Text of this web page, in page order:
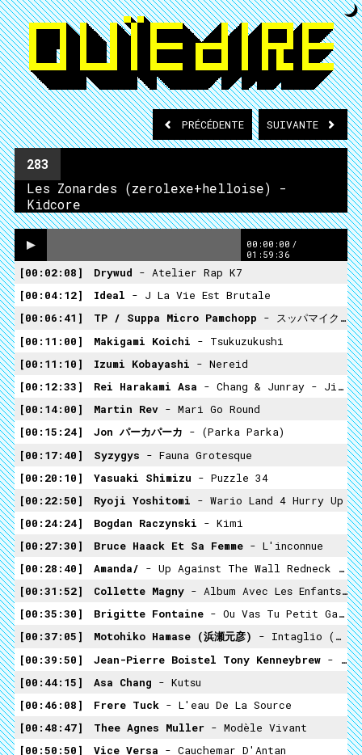
PRÉCÉDENTE SUIVANTE
283
Les Zonardes (zerolexe+helloise) -
Kidcore
00:00:00 /
01:59:36
00:02:08 Drywud - Atelier Rap K7
00:04:12
Ideal - J La Vie Est Brutale
00:06:41
TP / Suppa Micro Pamchopp - スッパマイクロパンチョップ
00:11:00
Makigami Koichi - Tsukuzukushi
00:11:10
Izumi Kobayashi - Nereid
00:12:33
Rei Harakami Asa - Chang & Junray - Jippun
00:14:00
Martin Rev - Mari Go Round
00:15:24
Jon パーカパーカ - (Parka Parka)
00:17:40
Syzygys - Fauna Grotesque
00:20:10
Yasuaki Shimizu - Puzzle 34
00:22:50
Ryoji Yoshitomi - Wario Land 4 Hurry Up
00:24:24
Bogdan Raczynski - Kimi
00:27:30
Bruce Haack Et Sa Femme - L'inconnue
00:28:40
Amanda/ - Up Against The Wall Redneck Mama
00:31:52
Collette Magny - Album Avec Les Enfants Extrait
00:35:30
Brigitte Fontaine - Ou Vas Tu Petit Garçon ?
00:37:05
Motohiko Hamase (浜瀬元彦) - Intaglio (インタリヨ) (1986)
00:39:50
Jean-Pierre Boistel Tony Kenneybrew - Dans Le Secret & Clepsydre
00:44:15
Asa Chang - Kutsu
00:46:08
Frere Tuck - L'eau De La Source
00:48:47
Thee Agnes Muller - Modèle Vivant
00:50:50
Vice Versa - Cauchemar D'Antan